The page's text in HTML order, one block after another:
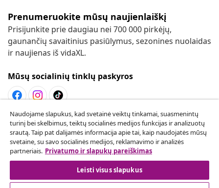
Prenumeruokite mūsų naujienlaiškį
Prisijunkite prie daugiau nei 700 000 pirkėjų,
gaunančių savaitinius pasiūlymus, sezonines nuolaidas
ir naujienas iš vidaXL.
Mūsų socialinių tinklų paskyros
Sutarties atsisakymas
Pateikite prašymą atsisakyti užsakymo.
Sutarties atsisakymas
Naudojame slapukus, kad svetainė veiktų tinkamai, suasmenintų
turinį bei skelbimus, teiktų socialinės medijos funkcijas ir analizuotų
srautą. Taip pat dalijamės informacija apie tai, kaip naudojatės mūsų
svetaine, su savo socialinės medijos, reklamavimo ir analizės
partneriais. Privatumo ir slapukų pareiškimas
Leisti visus slapukus